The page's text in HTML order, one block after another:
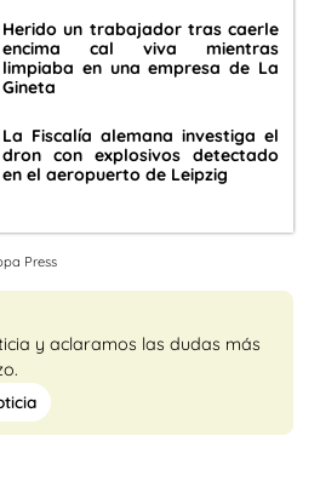
Herido un trabajador tras caerle
encima cal viva mientras
limpiaba en una empresa de La
Gineta
La Fiscalía alemana investiga el
dron con explosivos detectado
en el aeropuerto de Leipzig
Press
y aclaramos las dudas más